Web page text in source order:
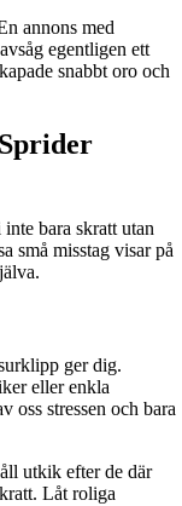
annons med
egentligen ett
snabbt oro och
bara skratt utan
små misstag visar på
ger dig.
eller enkla
oss stressen och bara
utkik efter de där
Låt roliga